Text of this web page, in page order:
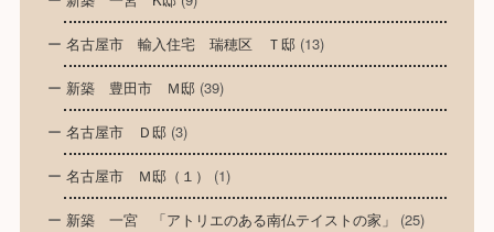
名古屋市 輸入住宅 瑞穂区 Ｔ邸(13)
新築 豊田市 Ｍ邸(39)
名古屋市 Ｄ邸(3)
名古屋市 Ｍ邸（１） (1)
新築 一宮 「アトリエのある南仏テイストの家」 (25)